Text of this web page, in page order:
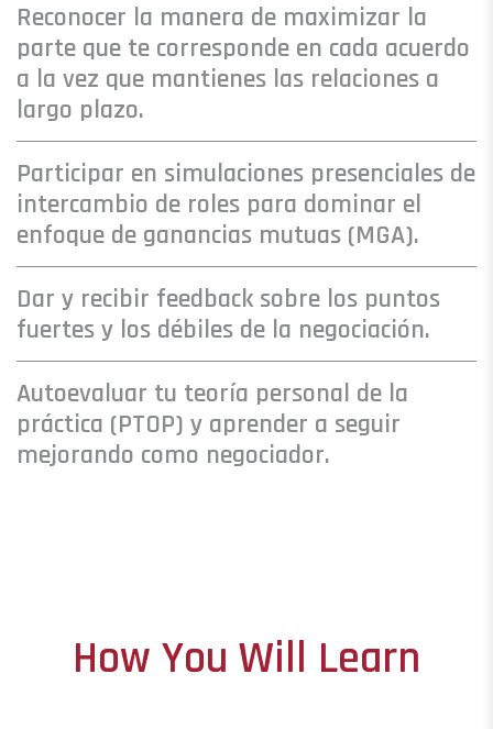
Reconocer la manera de maximizar la
parte que te corresponde en cada acuerdo
a la vez que mantienes las relaciones a
largo plazo.
Participar en simulaciones presenciales de
intercambio de roles para dominar el
enfoque de ganancias mutuas (MGA).
Dar y recibir feedback sobre los puntos
fuertes y los débiles de la negociación.
Autoevaluar tu teoría personal de la
práctica (PTOP) y aprender a seguir
mejorando como negociador.
How You Will Learn